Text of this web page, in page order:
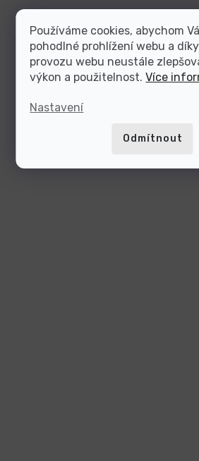
Používáme cookies, abychom
pohodlné prohlížení webu a
provozu webu neustále
výkon a použitelnost.Více
Nastavení
Odmítnout